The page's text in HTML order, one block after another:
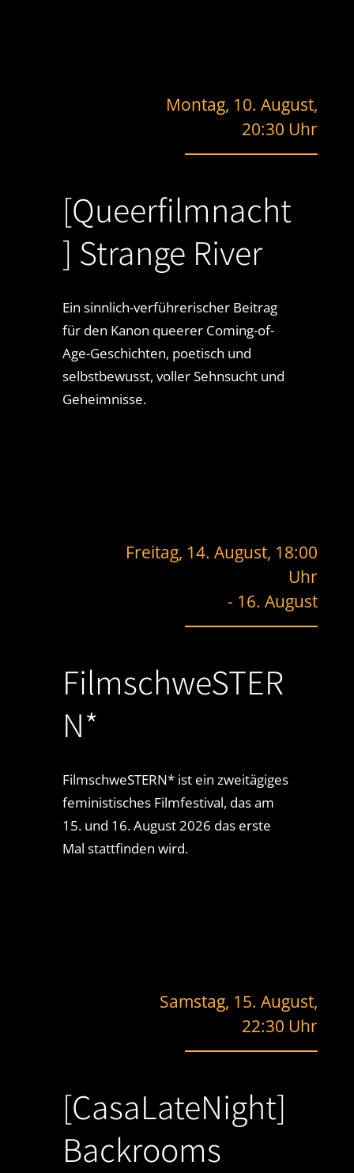
Montag, 10. August,
20:30 Uhr
[Queerfilmnacht
] Strange River
Ein sinnlich-verführerischer Beitrag
für den Kanon queerer Coming-of-
Age-Geschichten, poetisch und
selbstbewusst, voller Sehnsucht und
Geheimnisse.
Freitag, 14. August, 18:00
Uhr
- 16. August
FilmschweSTER
N*
FilmschweSTERN* ist ein zweitägiges
feministisches Filmfestival, das am
15. und 16. August 2026 das erste
Mal stattfinden wird.
Samstag, 15. August,
22:30 Uhr
[CasaLateNight]
Backrooms